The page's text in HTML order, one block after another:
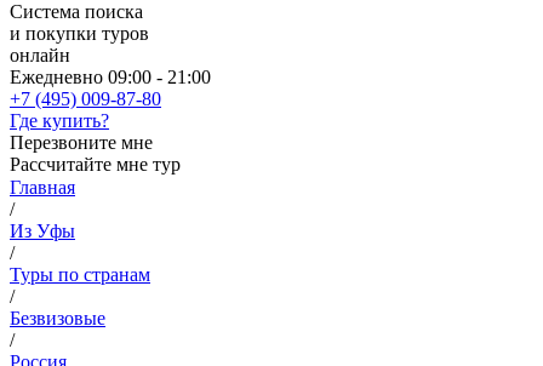
Система поиска
и покупки туров
онлайн
Ежедневно 09:00 - 21:00
+7 (495) 009-87-80
Где купить?
Перезвоните мне
Рассчитайте мне тур
Главная
/
Из Уфы
/
Туры по странам
/
Безвизовые
/
Россия